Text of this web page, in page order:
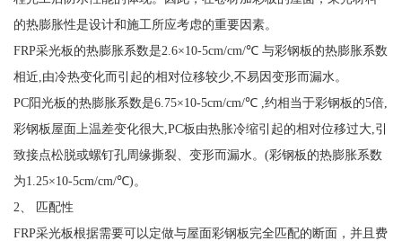
的热膨胀性是设计和施工所应考虑的重要因素。
FRP采光板的热膨胀系数是2.6×10-5cm/cm/℃ 与彩钢板的热膨胀系数
相近,由冷热变化而引起的相对位移较少,不易因变形而漏水。
PC阳光板的热膨胀系数是6.75×10-5cm/cm/℃ ,约相当于彩钢板的5倍,
彩钢板屋面上温差变化很大,PC板由热胀冷缩引起的相对位移过大,引
致接点松脱或螺钉孔周缘撕裂、变形而漏水。(彩钢板的热膨胀系数
为1.25×10-5cm/cm/℃)。
2、 匹配性
FRP采光板根据需要可以定做与屋面彩钢板完全匹配的断面，并且费